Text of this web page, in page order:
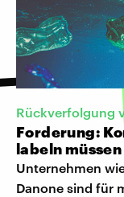
Rückverfolgung
Forderung:
labeln müssen
Unternehmen
Danone sind für